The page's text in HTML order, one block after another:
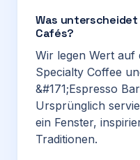
Was unterscheidet
Cafés?
Wir legen Wert auf
Specialty Coffee
&#171;Espresso
Ursprünglich
ein Fenster,
Traditionen.